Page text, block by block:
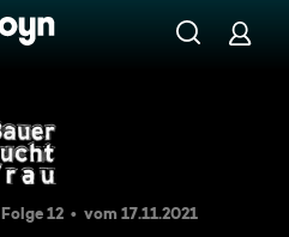
Bauer sucht Frau - Staffel
Folge 12 vom 17.11.2021